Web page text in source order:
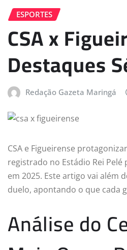
ESPORTES
CSA x
Destaques
Redação Gazeta Maringá
CSA e Figueirense
registrado no Estádio Rei Pelé
em 2025. Este artigo vai além
duelo, apontando o que cada
Análise do